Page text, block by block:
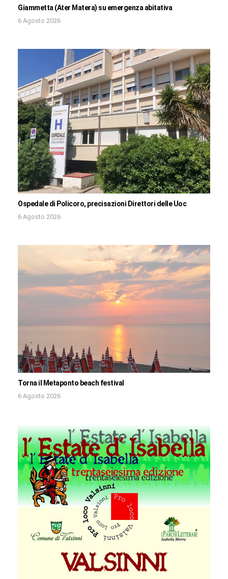
Giammetta (Ater Matera) su emergenza abitativa
6 Agosto 2026
Ospedale di Policoro, precisazioni Direttori delle Uoc
6 Agosto 2026
Torna il Metaponto beach festival
6 Agosto 2026